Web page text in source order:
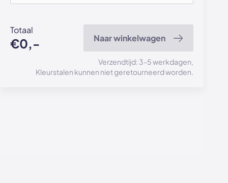
Totaal
€0,- Naar winkelwagen
Verzendtijd: 3-5 werkdagen,
Kleurstalen kunnen niet geretourneerd worden.